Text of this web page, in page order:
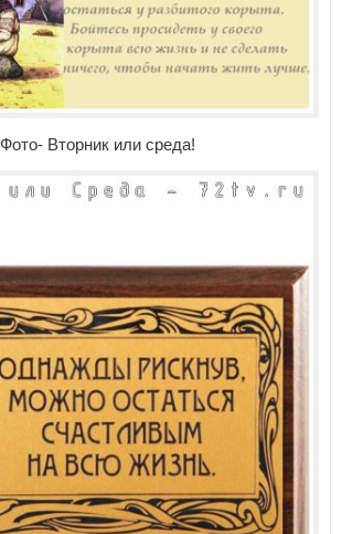
Фото- Вторник или среда!